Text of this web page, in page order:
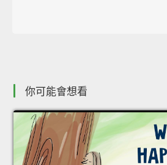
你可能會想看